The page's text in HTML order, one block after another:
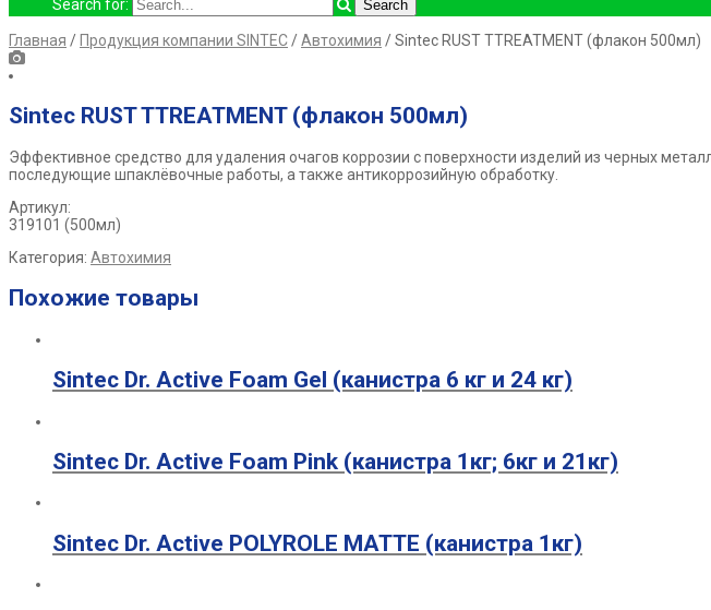
Search for:
Главная / Продукция компании SINTEC /Автохимия / Sintec RUST TTREATMENT (флакон 500мл)
Sintec RUST TTREATMENT (флакон 500мл)
Эффективное средство для удаления очагов коррозии с поверхности изделий из черных
последующие шпаклёвочные работы, а также антикоррозийную обработку.
Артикул:
319101 (500мл)
Категория: Автохимия
Похожие товары
Sintec Dr. Active Foam Gel (канистра 6 кг и 24 кг)
Sintec Dr. Active Foam Pink (канистра 1кг; 6кг и 21кг)
Sintec Dr. Active POLYROLE MATTE (канистра 1кг)